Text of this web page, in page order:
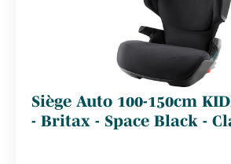
Siège Auto 100-150cm
- Britax - Space Black -